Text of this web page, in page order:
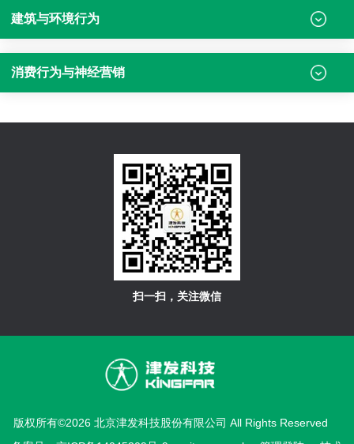
建筑与环境行为
消费行为与神经营销
扫一扫，关注微信
版权所有©2026 北京津发科技股份有限公司 All Rights Reserved